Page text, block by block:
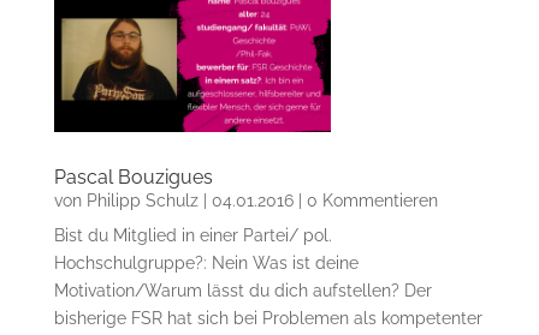
Pascal Bouzigues
von Philipp Schulz| 04.01.2016| 0 Kommentieren
Bist du Mitglied in einer Partei/ pol.
Hochschulgruppe?: Nein Was ist deine
Motivation/Warum lässt du dich aufstellen? Der
bisherige FSR hat sich bei Problemen als kompetenter